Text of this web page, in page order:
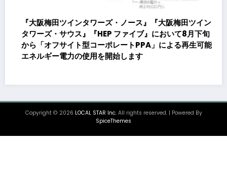
田ツイン
8月下旬
再生可能
株式会社貴瞬、16億円のシンジケートローン契約
〜金融機関との調達体制は総額約80億円規模へ。
海外展開をはじめとした成長投資を加速～